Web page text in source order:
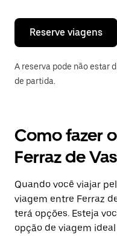
o
calendário.
Reserve viagens
A reserva pode não estar
de partida.
Como fazer
Ferraz de
Quando você viajar
viagem entre Ferraz
terá opções. Esteja
opção de viagem